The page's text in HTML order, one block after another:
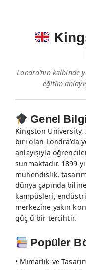
Londra’nın kalbinde
eğitim
Genel Bilgi
Kingston University,
biri olan Londra’da
anlayışıyla
sunmaktadır. 1899
mühendislik,
dünya çapında
kampüsleri,
merkezine yakın
güçlü bir tercihtir.
Popüler
• Mimarlık ve